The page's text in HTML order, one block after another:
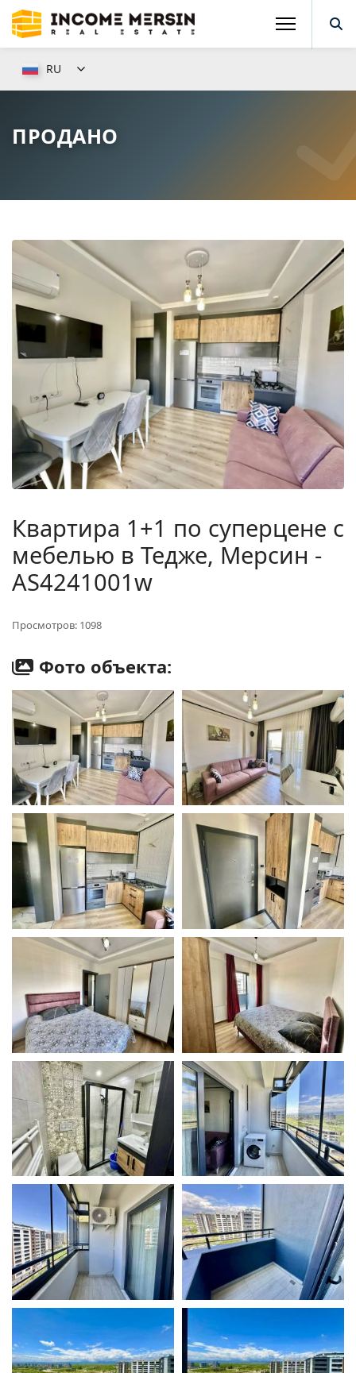
RU
ПРОДАНО
Квартира 1+1 по суперцене с
мебелью в Тедже, Мерсин -
AS4241001w
Просмотров: 1098
Фото объекта: